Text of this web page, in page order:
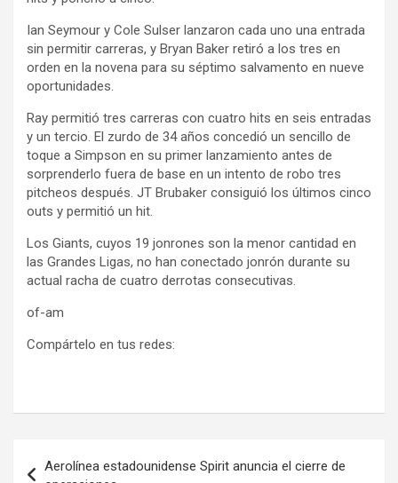
Ian Seymour y Cole Sulser lanzaron cada uno una entrada
sin permitir carreras, y Bryan Baker retiró a los tres en
orden en la novena para su séptimo salvamento en nueve
oportunidades.
Ray permitió tres carreras con cuatro hits en seis entradas
y un tercio. El zurdo de 34 años concedió un sencillo de
toque a Simpson en su primer lanzamiento antes de
sorprenderlo fuera de base en un intento de robo tres
pitcheos después. JT Brubaker consiguió los últimos cinco
outs y permitió un hit.
Los Giants, cuyos 19 jonrones son la menor cantidad en
las Grandes Ligas, no han conectado jonrón durante su
actual racha de cuatro derrotas consecutivas.
of-am
Compártelo en tus redes:
Aerolínea estadounidense Spirit anuncia el cierre de